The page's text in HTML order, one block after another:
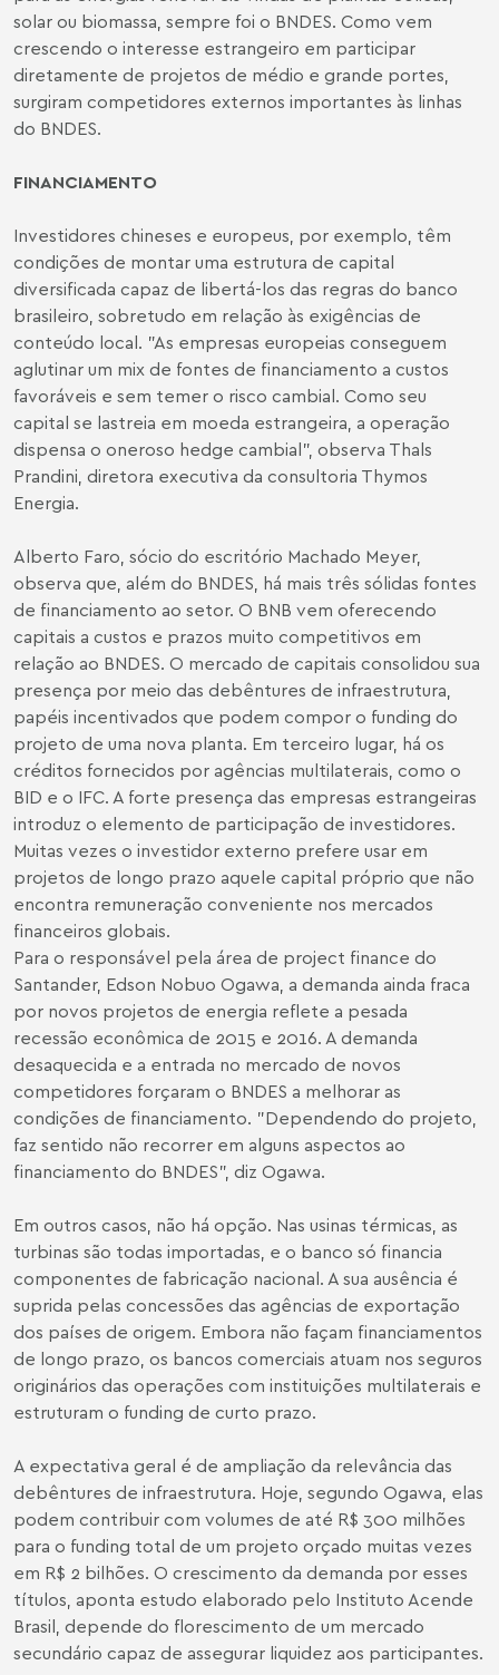
solar ou biomassa, sempre foi o BNDES. Como vem
crescendo o interesse estrangeiro em participar
diretamente de projetos de médio e grande portes,
surgiram competidores externos importantes às linhas
do BNDES.
FINANCIAMENTO
Investidores chineses e europeus, por exemplo, têm
condições de montar uma estrutura de capital
diversificada capaz de libertá-los das regras do banco
brasileiro, sobretudo em relação às exigências de
conteúdo local. "As empresas europeias conseguem
aglutinar um mix de fontes de financiamento a custos
favoráveis e sem temer o risco cambial. Como seu
capital se lastreia em moeda estrangeira, a operação
dispensa o oneroso hedge cambial", observa Thals
Prandini, diretora executiva da consultoria Thymos
Energia.
Alberto Faro, sócio do escritório Machado Meyer,
observa que, além do BNDES, há mais três sólidas fontes
de financiamento ao setor. O BNB vem oferecendo
capitais a custos e prazos muito competitivos em
relação ao BNDES. O mercado de capitais consolidou sua
presença por meio das debêntures de infraestrutura,
papéis incentivados que podem compor o funding do
projeto de uma nova planta. Em terceiro lugar, há os
créditos fornecidos por agências multilaterais, como o
BID e o IFC. A forte presença das empresas estrangeiras
introduz o elemento de participação de investidores.
Muitas vezes o investidor externo prefere usar em
projetos de longo prazo aquele capital próprio que não
encontra remuneração conveniente nos mercados
financeiros globais.
Para o responsável pela área de project finance do
Santander, Edson Nobuo Ogawa, a demanda ainda fraca
por novos projetos de energia reflete a pesada
recessão econômica de 2015 e 2016. A demanda
desaquecida e a entrada no mercado de novos
competidores forçaram o BNDES a melhorar as
condições de financiamento. "Dependendo do projeto,
faz sentido não recorrer em alguns aspectos ao
financiamento do BNDES", diz Ogawa.
Em outros casos, não há opção. Nas usinas térmicas, as
turbinas são todas importadas, e o banco só financia
componentes de fabricação nacional. A sua ausência é
suprida pelas concessões das agências de exportação
dos países de origem. Embora não façam financiamentos
de longo prazo, os bancos comerciais atuam nos seguros
originários das operações com instituições multilaterais e
estruturam o funding de curto prazo.
A expectativa geral é de ampliação da relevância das
debêntures de infraestrutura. Hoje, segundo Ogawa, elas
podem contribuir com volumes de até R$ 300 milhões
para o funding total de um projeto orçado muitas vezes
em R$ 2 bilhões. O crescimento da demanda por esses
títulos, aponta estudo elaborado pelo Instituto Acende
Brasil, depende do florescimento de um mercado
secundário capaz de assegurar liquidez aos participantes.